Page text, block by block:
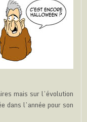
mais sur l’évolution
dans l’année pour son